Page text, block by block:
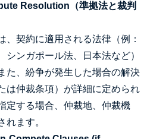
Resolution（準拠法と裁判
、契約に適用される法律（例：
シンガポール法、日本法など）
た、紛争が発生した場合の解決
は仲裁条項）が詳細に定められ
定する場合、仲裁地、仲裁機
れます。